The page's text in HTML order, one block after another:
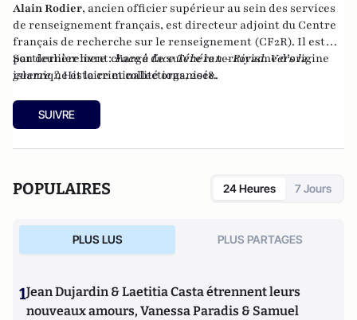
Alain Rodier, ancien officier supérieur au sein des services
de renseignement français, est directeur adjoint du Centre
français de recherche sur le renseignement (CF2R). Il est
particulièrement chargé de suivre le terrorisme d’origine
islamique et la criminalité organisée.
Son dernier livre :Face à face Téhéran - Riyad. Vers la
guerre ?, Histoire et collections, 2018.
SUIVRE
POPULAIRES 24 Heures 7 Jours
PLUS LUS PLUS PARTAGES
1Jean Dujardin & Laetitia Casta étrennent leurs
nouveaux amours, Vanessa Paradis & Samuel